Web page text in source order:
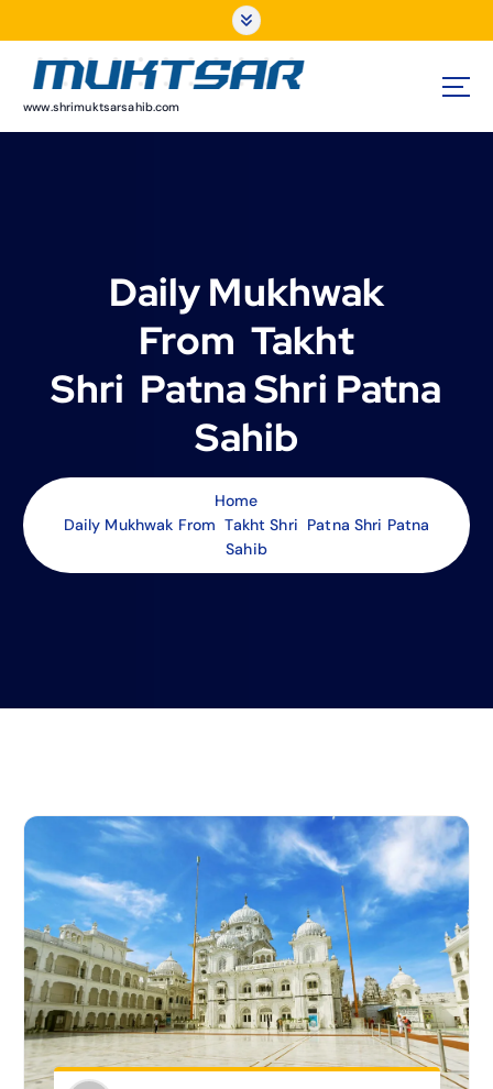
o
www.shrimuktsarsahib.com
Daily Mukhwak
From Takht
Shri Patna Shri Patna
Sahib
Home
Daily Mukhwak From Takht Shri Patna Shri Patna
Sahib